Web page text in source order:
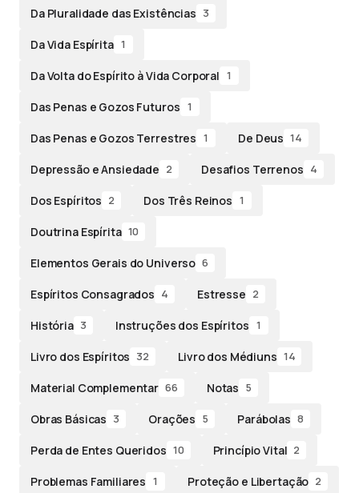
Da Pluralidade das Existências 3
Da Vida Espírita 1
Da Volta do Espírito à Vida Corporal 1
Das Penas e Gozos Futuros 1
Das Penas e Gozos Terrestres 1 De Deus 14
Depressão e Ansiedade 2 Desafios Terrenos 4
Dos Espíritos 2 Dos Três Reinos 1
Doutrina Espírita 10
Elementos Gerais do Universo 6
Espíritos Consagrados 4 Estresse 2
História 3 Instruções dos Espíritos 1
Livro dos Espíritos 32 Livro dos Médiuns 14
Material Complementar 66 Notas 5
Obras Básicas 3 Orações 5 Parábolas 8
Perda de Entes Queridos 10 Princípio Vital 2
Problemas Familiares 1 Proteção e Libertação 2